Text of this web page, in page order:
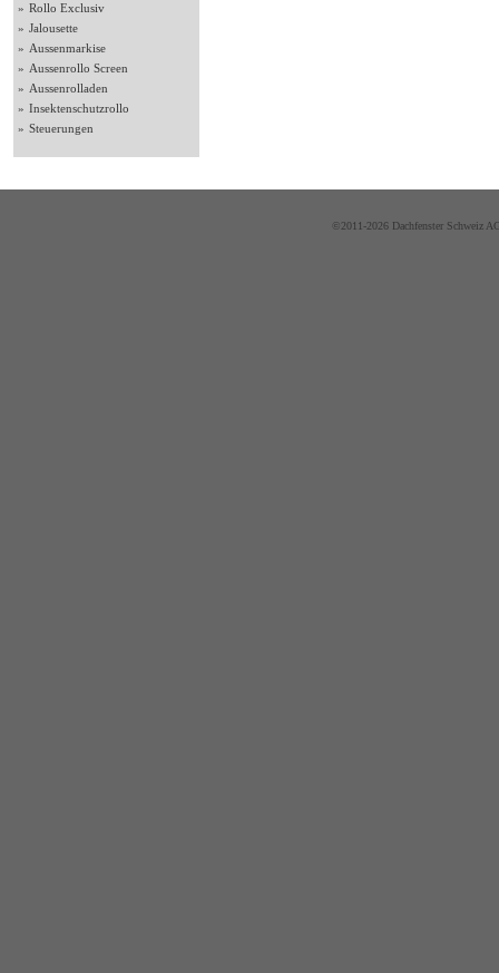
» Rollo Exclusiv
» Jalousette
» Aussenmarkise
» Aussenrollo Screen
» Aussenrolladen
» Insektenschutzrollo
» Steuerungen
©2011-2026 Dachfenster Schweiz